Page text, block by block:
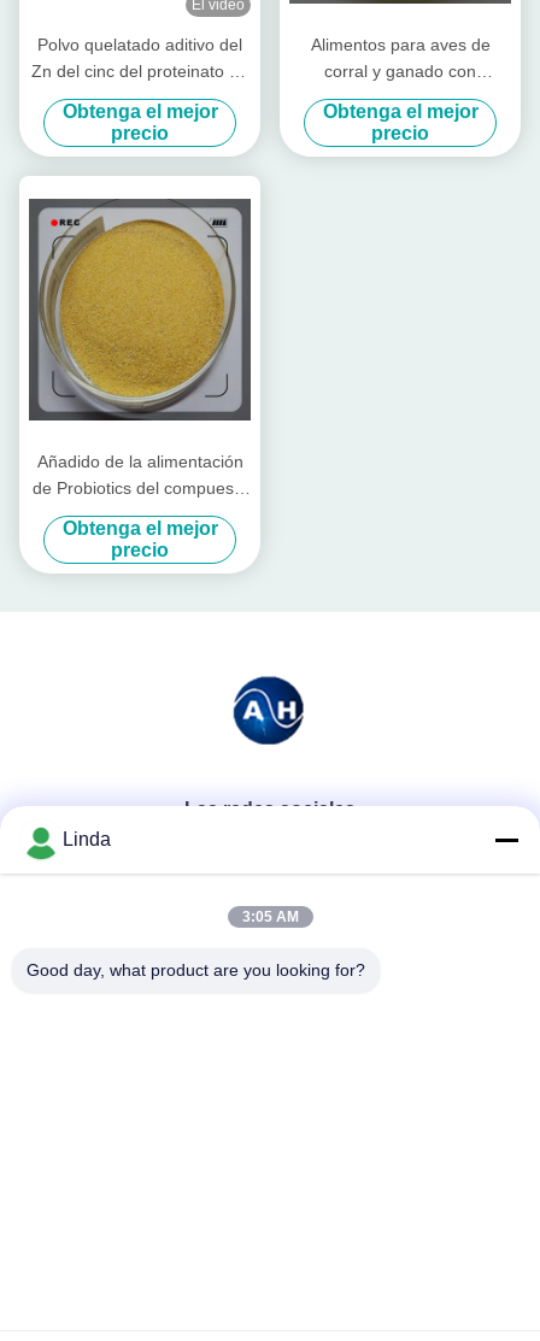
El video
Polvo quelatado aditivo del
Zn del cinc del proteinato de
la alimentación con la
proteína cruda para el
molino de alimentación
Obtenga el mejor
precio
Alimentos para aves de
corral y ganado con
aminoácidos altamente
concentrados
Obtenga el mejor
precio
Añadido de la alimentación
de Probiotics del compuesto
para el ganado y las aves de
corral
Obtenga el mejor
precio
Las redes sociales
Contacto rápido
Teléfono
Linda
3:05 AM
Good day, what product are you looking for?